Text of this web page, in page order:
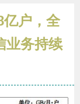
亿户，全
业务持续